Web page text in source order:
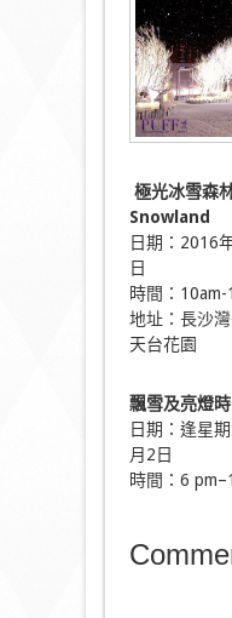
極光冰雪森
Snowland
日期：2016
日
時間：10am-
地址：長沙
天台花園
飄雪及亮燈時
日期：逢星
月2日
時間：6